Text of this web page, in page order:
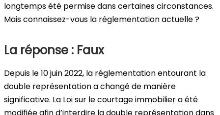
longtemps été permise dans certaines circonstances.
Mais connaissez-vous la réglementation actuelle ?
La réponse : Faux
Depuis le 10 juin 2022, la réglementation entourant la
double représentation a changé de manière
significative. La Loi sur le courtage immobilier a été
modifiée afin d’interdire la double représentation dans